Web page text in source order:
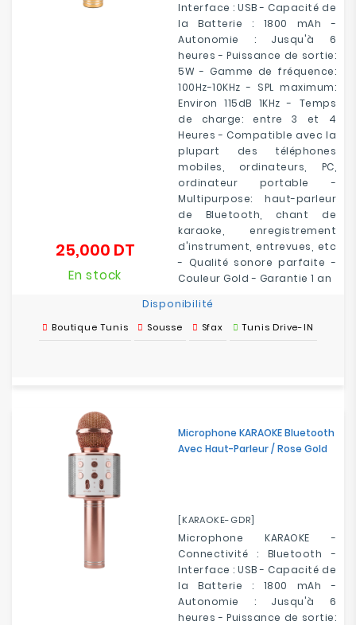
Interface : USB - Capacité de
la Batterie : 1800 mAh -
Autonomie : Jusqu'à 6
heures - Puissance de sortie:
5W - Gamme de fréquence:
100Hz-10KHz - SPL maximum:
Environ 115dB 1KHz - Temps
de charge: entre 3 et 4
Heures - Compatible avec la
plupart des téléphones
mobiles, ordinateurs, PC,
ordinateur portable -
Multipurpose: haut-parleur
de Bluetooth, chant de
karaoke, enregistrement
d'instrument, entrevues, etc
- Qualité sonore parfaite -
Couleur Gold - Garantie 1 an
25,000 DTPrix
En stock
Disponibilité
Boutique Tunis Sousse Sfax Tunis Drive-IN
Microphone KARAOKE Bluetooth
Avec Haut-Parleur / Rose Gold
[KARAOKE-GDR]
Microphone KARAOKE -
Connectivité : Bluetooth -
Interface : USB - Capacité de
la Batterie : 1800 mAh -
Autonomie : Jusqu'à 6
heures - Puissance de sortie: